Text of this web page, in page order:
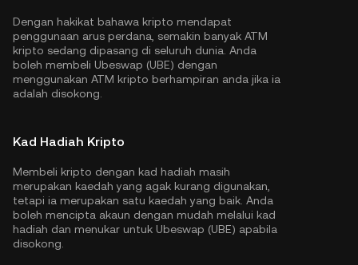
Dengan hakikat bahawa kripto mendapat
penggunaan arus perdana, semakin banyak ATM
kripto sedang dipasang di seluruh dunia. Anda
boleh membeli Ubeswap (UBE) dengan
menggunakan ATM kripto berhampiran anda jika ia
adalah disokong.
Kad Hadiah Kripto
Membeli kripto dengan kad hadiah masih
merupakan kaedah yang agak kurang digunakan,
tetapi ia merupakan satu kaedah yang baik. Anda
boleh mencipta akaun dengan mudah melalui kad
hadiah dan menukar untuk Ubeswap (UBE) apabila
disokong.